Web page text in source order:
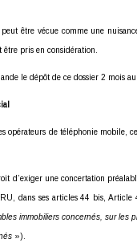
peut être vécue comme une
pris en considération.
le dépôt de ce dossier 2 mois
opérateurs de téléphonie mobile,
d’exiger une concertation
dans ses articles 44 bis,
immobiliers concernés, sur
»).